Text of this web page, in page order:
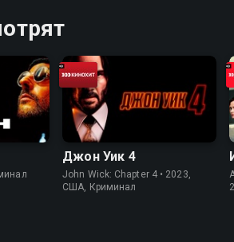
Джон Уик 4
John Wick: Chapter 4 • 2023,
США, Криминал